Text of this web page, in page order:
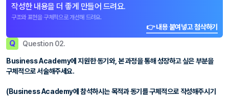
작성한 내용을 더 좋게 만들어 드려요.
구조와 표현을 구체적으로 개선해 드려요.
👉 내용 붙여넣고 첨삭하기
Q Question 02.
Business Academy에 지원한 동기와, 본 과정을 통해 성장하고 싶은 부분을
구체적으로 서술해주세요.
(Business Academy에 참석하시는 목적과 동기를 구체적으로 작성해주시기